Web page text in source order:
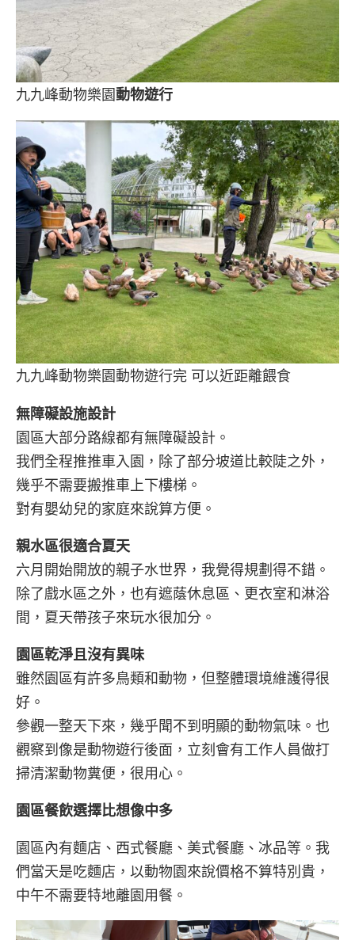
九九峰動物樂園動物遊行
九九峰動物樂園動物遊行完 可以近距離餵食
無障礙設施設計
園區大部分路線都有無障礙設計。
我們全程推推車入園，除了部分坡道比較陡之外，
幾乎不需要搬推車上下樓梯。
對有嬰幼兒的家庭來說算方便。
親水區很適合夏天
六月開始開放的親子水世界，我覺得規劃得不錯。
除了戲水區之外，也有遮蔭休息區、更衣室和淋浴
間，夏天帶孩子來玩水很加分。
園區乾淨且沒有異味
雖然園區有許多鳥類和動物，但整體環境維護得很
好。
參觀一整天下來，幾乎聞不到明顯的動物氣味。也
觀察到像是動物遊行後面，立刻會有工作人員做打
掃清潔動物糞便，很用心。
園區餐飲選擇比想像中多
園區內有麵店、西式餐廳、美式餐廳、冰品等。我
們當天是吃麵店，以動物園來說價格不算特別貴，
中午不需要特地離園用餐。